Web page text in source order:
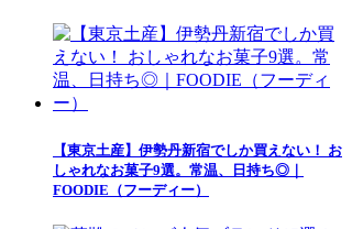
【東京土産】伊勢丹新宿でしか買えない！ お
しゃれなお菓子9選。常温、日持ち◎｜
FOODIE（フーディー）